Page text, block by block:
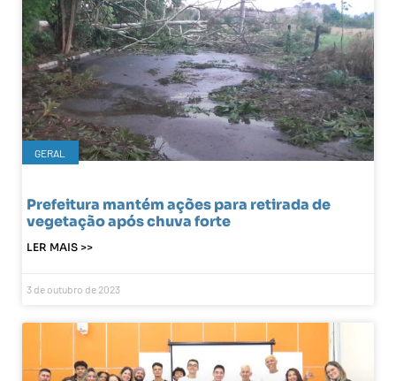
GERAL
Prefeitura mantém ações para retirada de
vegetação após chuva forte
LER MAIS >>
3 de outubro de 2023